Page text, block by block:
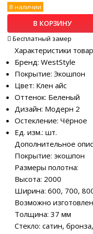
В наличии
В КОРЗИНУ
Бесплатный замер
Характеристики
Бренд: WestStyle
Покрытие: Экошпон
Цвет: Клен айс
Оттенок: Беленый
Дизайн: Модерн 2
Остекление: Чёрное
Ед. изм.: шт.
Дополнительное
Покрытие: экошпон
Размеры полотна:
Высота: 2000
Ширина: 600, 700,
Возможно
Толщина: 37 мм
Стекло: сатин,